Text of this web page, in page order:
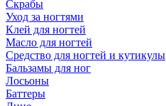
Скрабы
Уход за ногтями
Клей для ногтей
Масло для ногтей
Средство для ногтей и кутикулы
Бальзамы для ног
Лосьоны
Баттеры